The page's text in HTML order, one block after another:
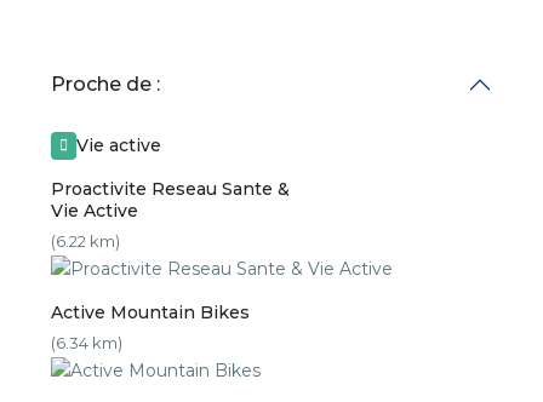
Proche de :
Vie active
Proactivite Reseau Sante &
Vie Active
(6.22 km)
Active Mountain Bikes
(6.34 km)